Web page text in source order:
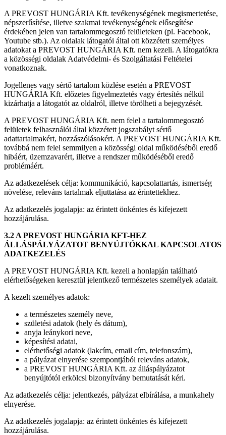
A PREVOST HUNGÁRIA Kft. tevékenységének megismertetése,
népszerűsítése, illetve szakmai tevékenységének elősegítése
érdekében jelen van tartalommegosztó felületeken (pl. Facebook,
Youtube stb.). Az oldalak látogatói által ott közzétett személyes
adatokat a PREVOST HUNGÁRIA Kft. nem kezeli. A látogatókra
a közösségi oldalak Adatvédelmi- és Szolgáltatási Feltételei
vonatkoznak.
Jogellenes vagy sértő tartalom közlése esetén a PREVOST
HUNGÁRIA Kft. előzetes figyelmeztetés vagy értesítés nélkül
kizárhatja a látogatót az oldalról, illetve törölheti a bejegyzését.
A PREVOST HUNGÁRIA Kft. nem felel a tartalommegosztó
felületek felhasználói által közzétett jogszabályt sértő
adattartalmakért, hozzászólásokért. A PREVOST HUNGÁRIA Kft.
továbbá nem felel semmilyen a közösségi oldal működéséből eredő
hibáért, üzemzavarért, illetve a rendszer működéséből eredő
problémáért.
Az adatkezelések célja: kommunikáció, kapcsolattartás, ismertség
növelése, releváns tartalmak eljuttatása az érintettekhez.
Az adatkezelés jogalapja: az érintett önkéntes és kifejezett
hozzájárulása.
3.2 A PREVOST HUNGÁRIA KFT-HEZ
ÁLLÁSPÁLYÁZATOT BENYÚJTÓKKAL KAPCSOLATOS
ADATKEZELÉS
A PREVOST HUNGÁRIA Kft. kezeli a honlapján található
elérhetőségeken keresztül jelentkező természetes személyek adatait.
A kezelt személyes adatok:
a természetes személy neve,
születési adatok (hely és dátum),
anyja leánykori neve,
képesítési adatai,
elérhetőségi adatok (lakcím, email cím, telefonszám),
a pályázat elnyerése szempontjából releváns adatok,
a PREVOST HUNGÁRIA Kft. az álláspályázatot
benyújtótól erkölcsi bizonyítvány bemutatását kéri.
Az adatkezelés célja: jelentkezés, pályázat elbírálása, a munkahely
elnyerése.
Az adatkezelés jogalapja: az érintett önkéntes és kifejezett
hozzájárulása.